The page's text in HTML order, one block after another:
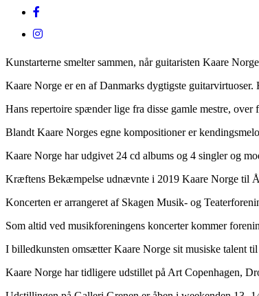
Kunstarterne smelter sammen, når guitaristen Kaare
Kaare Norge er en af Danmarks dygtigste
Hans repertoire spænder lige fra disse gamle mestre,
Blandt Kaare Norges egne kompositioner er
Kaare Norge har udgivet 24 cd albums og 4 singler og
Kræftens Bekæmpelse udnævnte i 2019 Kaare Norge til
Koncerten er arrangeret af Skagen Musik- og
Som altid ved musikforeningens koncerter kommer
I billedkunsten omsætter Kaare Norge sit musiske talent
Kaare Norge har tidligere udstillet på Art Copenhagen,